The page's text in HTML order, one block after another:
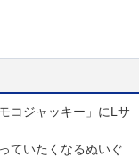
コジャッキー」にLサ
ていたくなるぬいぐ